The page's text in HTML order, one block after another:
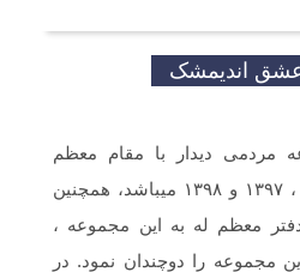
عشق اندیمشک
مردمی دیدار با مقام معظم
رهبری در سالهای ۱۳۹۳ ، ۱۳۹۷ و ۱۳۹۸ میباشد، همچنین
دفتر معظم له به این مجموعه ،
مجموعه را دوچندان نمود. در